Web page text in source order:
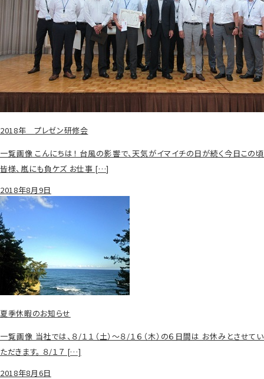
2018年 プレゼン研修会
一覧画像 こんにちは！ 台風の影響で、天気がイマイチの日が続く今日この頃
皆様、嵐にも負ケズ お仕事 […]
2018年8月9日
夏季休暇のお知らせ
一覧画像 当社では、８/１１（土）～８/１６（木）の６日間は お休みとさせてい
ただきます。 ８/１７ […]
2018年8月6日